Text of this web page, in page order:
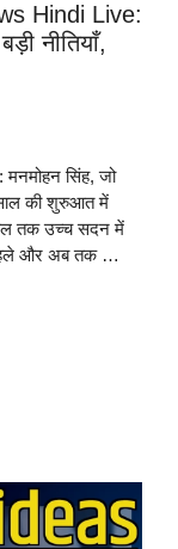
Hindi Live:
नीतियाँ,
सिंह, जो
की शुरुआत में
तक उच्च सदन में
पहले और अब तक …